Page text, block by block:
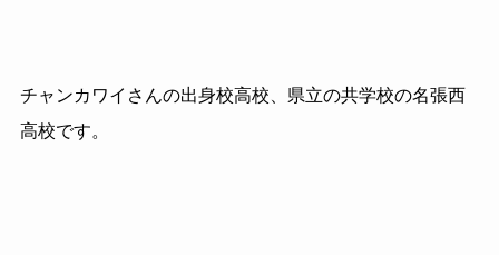
チャンカワイさんの出身校高校、県立の共学校の名張西
高校です。